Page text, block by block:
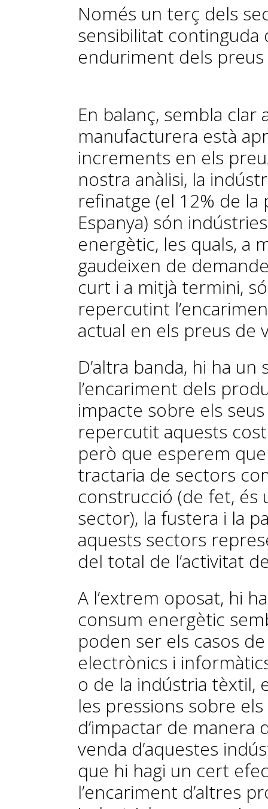
Només un terç dels
sensibilitat continguda
enduriment dels
En balanç, sembla clar
manufacturera està
increments en els
nostra anàlisi, la
refinatge (el 12% de
Espanya) són
energètic, les quals, a
gaudeixen de
curt i a mitjà termini,
repercutint
actual en els preus de
D’altra banda, hi ha
l’encariment dels
impacte sobre els
repercutit aquests
però que esperem que
tractaria de sectors
construcció (de fet, és
sector), la fustera i la
aquests sectors
del total de l’activitat
A l’extrem oposat, hi
consum energètic
poden ser els casos
electrònics i
o de la indústria tèxtil,
les pressions sobre
d’impactar de
venda d’aquestes
que hi hagi un cert
l’encariment d’altres